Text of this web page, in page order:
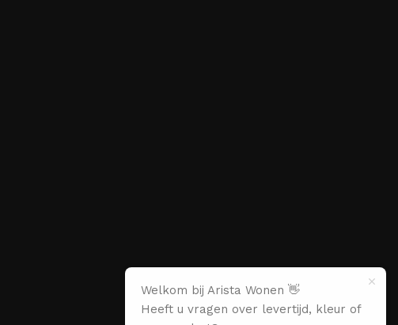
Welkom bij Arista Wonen 👋
Heeft u vragen over levertijd, kleur of